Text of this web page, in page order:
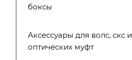
боксы
Аксессуары для волс, скс и
оптических муфт